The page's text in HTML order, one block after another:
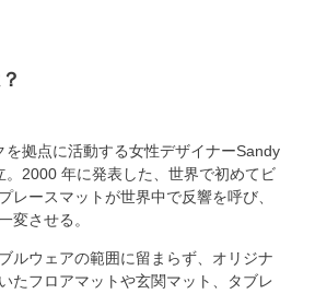
を拠点に活動する女性デザイナーSandy
2000 年に発表した、 世界で初めてビ
レースマットが世界中で反響を呼び、
変させる。
ルウェアの範囲に留まらず、オリジナ
たフロアマットや玄関マット、タブレ